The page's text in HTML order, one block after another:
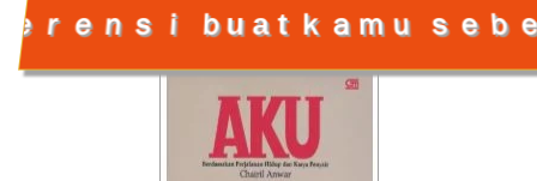
ｓｅｂｅｌｕｍ ｍｅｍｂｅｌｉ ｎ